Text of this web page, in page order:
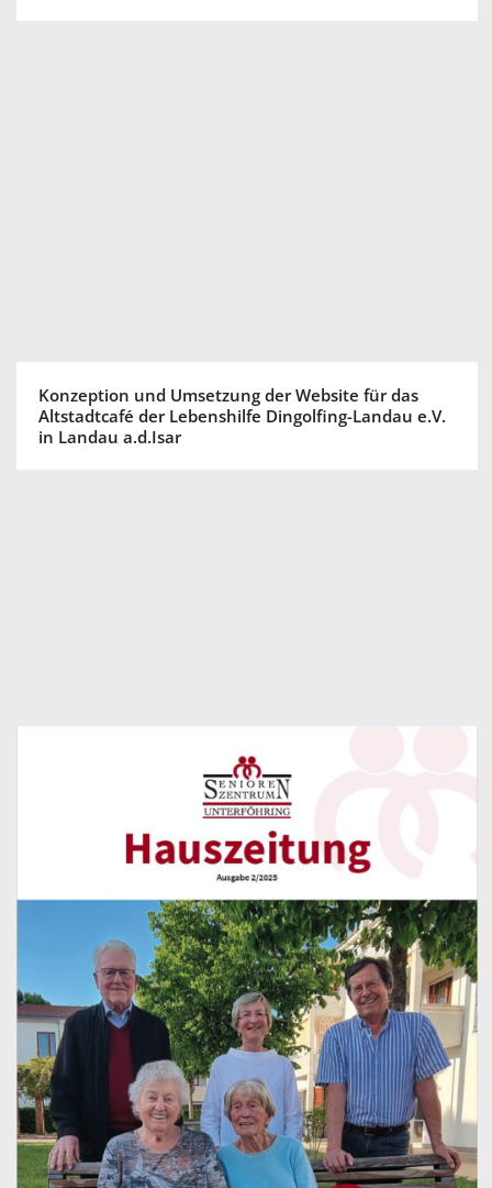
Konzeption und Umsetzung der Website für das
Altstadtcafé der Lebenshilfe Dingolfing-Landau e.V.
in Landau a.d.Isar